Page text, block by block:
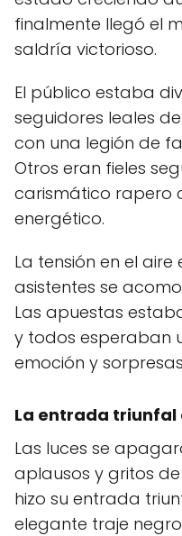
finalmente llegó el
saldría victorioso.
El público estaba
seguidores leales de
con una legión de
Otros eran fieles
carismático rapero
energético.
La tensión en el
asistentes se
Las apuestas
y todos esperaban
emoción y
La entrada triunfal
Las luces se
aplausos y gritos
hizo su entrada
elegante traje